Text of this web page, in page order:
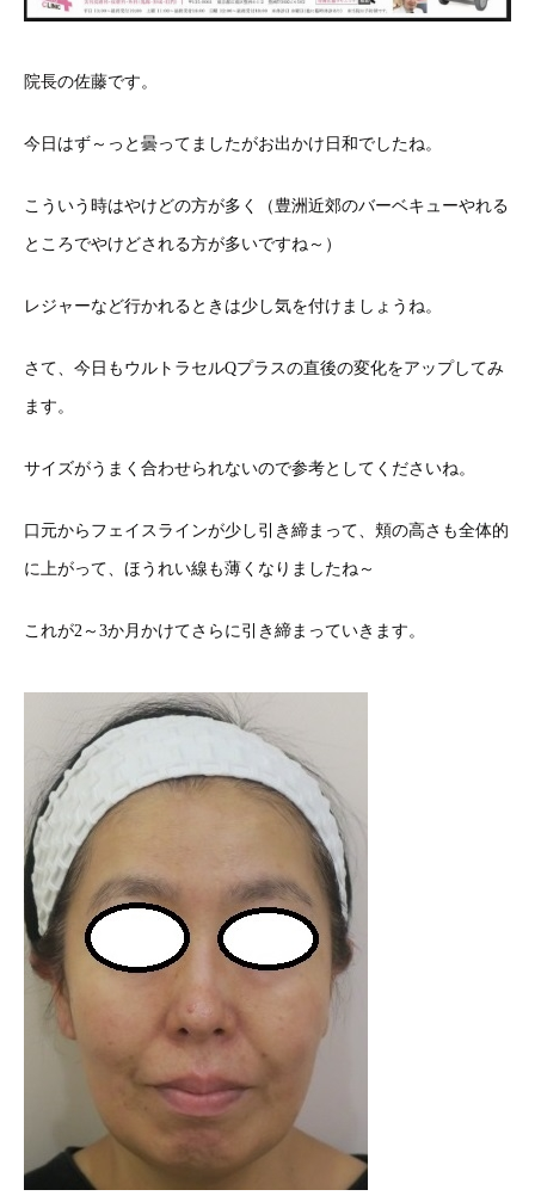
院長の佐藤です。
今日はず～っと曇ってましたがお出かけ日和でしたね。
こういう時はやけどの方が多く（豊洲近郊のバーベキューやれる
ところでやけどされる方が多いですね～）
レジャーなど行かれるときは少し気を付けましょうね。
さて、今日もウルトラセルQプラスの直後の変化をアップしてみ
ます。
サイズがうまく合わせられないので参考としてくださいね。
口元からフェイスラインが少し引き締まって、頬の高さも全体的
に上がって、ほうれい線も薄くなりましたね～
これが2～3か月かけてさらに引き締まっていきます。